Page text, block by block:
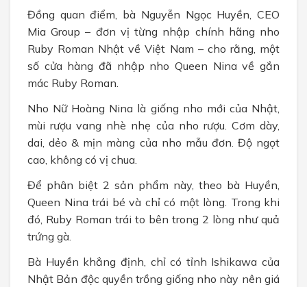
Đồng quan điểm, bà Nguyễn Ngọc Huyền, CEO
Mia Group – đơn vị từng nhập chính hãng nho
Ruby Roman Nhật về Việt Nam – cho rằng, một
số cửa hàng đã nhập nho Queen Nina về gắn
mác Ruby Roman.
Nho Nữ Hoàng Nina là giống nho mới của Nhật,
mùi rượu vang nhè nhẹ của nho rượu. Cơm dày,
dai, dẻo & mịn màng của nho mẫu đơn. Độ ngọt
cao, không có vị chua.
Để phân biệt 2 sản phẩm này, theo bà Huyền,
Queen Nina trái bé và chỉ có một lòng. Trong khi
đó, Ruby Roman trái to bên trong 2 lòng như quả
trứng gà.
Bà Huyền khẳng định, chỉ có tỉnh Ishikawa của
Nhật Bản độc quyền trồng giống nho này nên giá